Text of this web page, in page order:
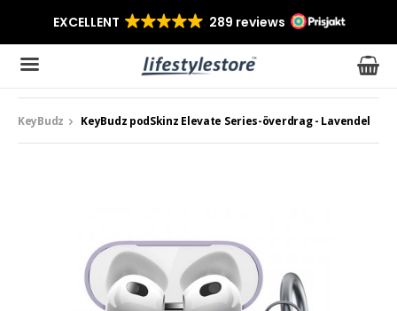
Produkten har blivit tillagd i varukorgen
KeyBudz KeyBudz podSkinz Elevate Series-överdrag - Lavendel